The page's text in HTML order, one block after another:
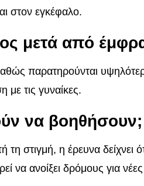
στον εγκέφαλο.
μετά από
παρατηρούνται
με τις γυναίκες.
να βοηθήσουν;
τη στιγμή, η έρευνα δείχνει
να ανοίξει δρόμους για